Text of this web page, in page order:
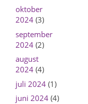
oktober
2024(3)
september
2024(2)
august
2024(4)
juli 2024(1)
juni 2024(4)